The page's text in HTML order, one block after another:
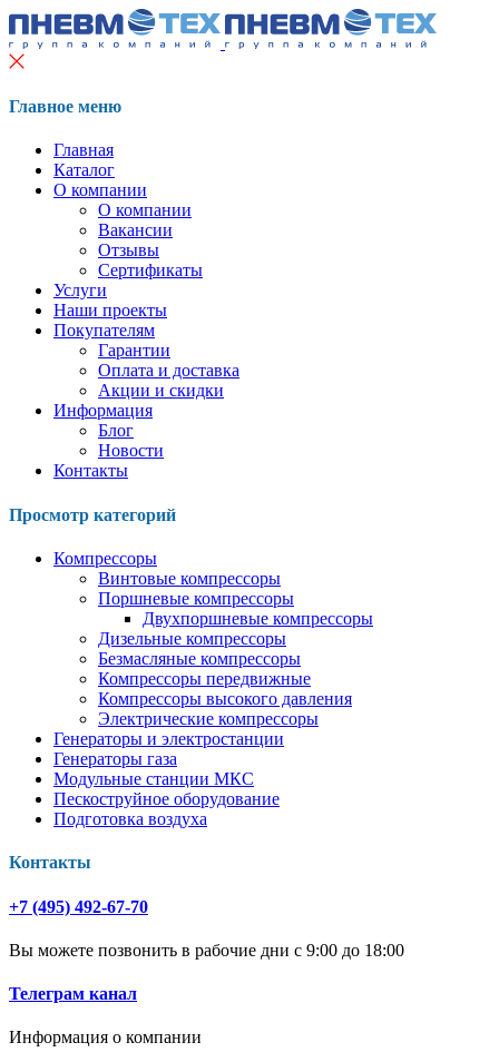
Главное меню
Главная
Каталог
О компании
О компании
Вакансии
Отзывы
Сертификаты
Услуги
Наши проекты
Покупателям
Гарантии
Оплата и доставка
Акции и скидки
Информация
Блог
Новости
Контакты
Просмотр категорий
Компрессоры
Винтовые компрессоры
Поршневые компрессоры
Двухпоршневые компрессоры
Дизельные компрессоры
Безмасляные компрессоры
Компрессоры передвижные
Компрессоры высокого давления
Электрические компрессоры
Генераторы и электростанции
Генераторы газа
Модульные станции МКС
Пескоструйное оборудование
Подготовка воздуха
Контакты
+7 (495) 492-67-70
Вы можете позвонить в рабочие дни с 9:00 до 18:00
Телеграм канал
Информация о компании